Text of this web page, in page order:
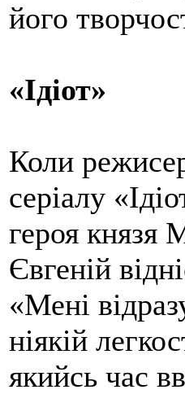
його
«Ідіот»
Коли
серіалу
героя князя
Євгеній
«Мені
ніякій
якийсь час